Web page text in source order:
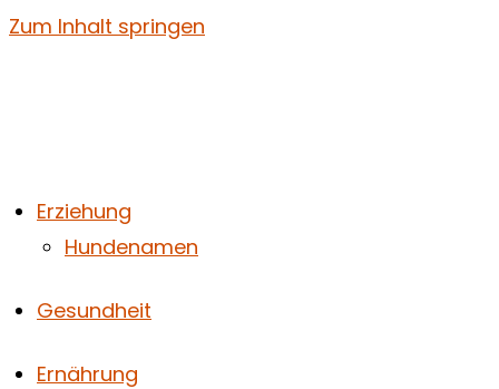
Zum Inhalt springen
Erziehung
Hundenamen
Gesundheit
Ernährung